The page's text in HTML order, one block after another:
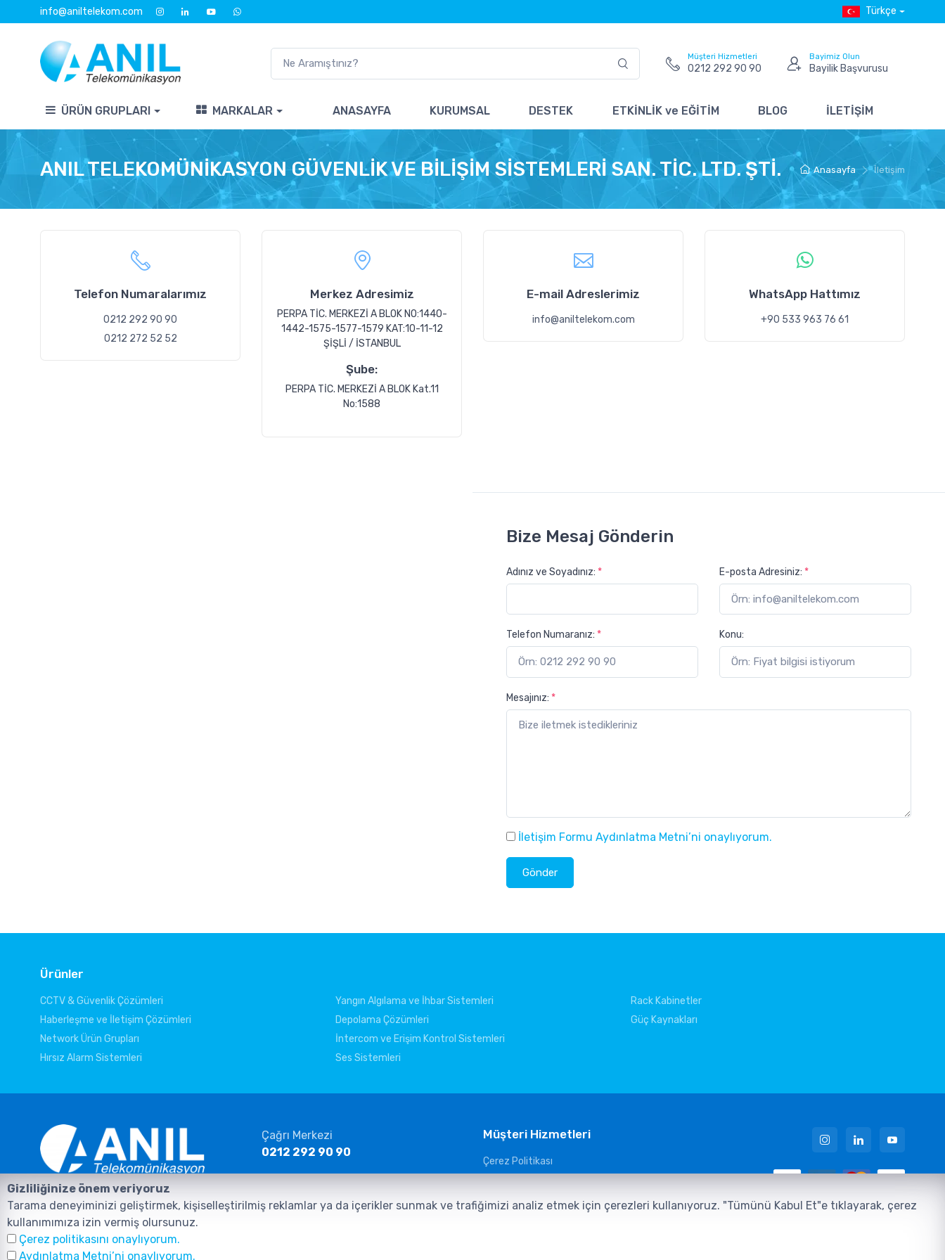
info@aniltelekom.com Türkçe
Müşteri Hizmetleri
0212 292 90 90
Bayimiz Olun
Bayilik Başvurusu
ÜRÜN GRUPLARI MARKALAR ANASAYFA KURUMSAL DESTEK ETKİNLİK ve EĞİTİM BLOG İLETİŞİM
Anasayfa İletişim
ANIL TELEKOMÜNİKASYON GÜVENLİK VE BİLİŞİM SİSTEMLERİ SAN. TİC. LTD. ŞTİ.
Telefon Numaralarımız
0212 292 90 90
0212 272 52 52
Merkez Adresimiz
PERPA TİC. MERKEZİ A BLOK NO:1440-
1442-1575-1577-1579 KAT:10-11-12
ŞİŞLİ / İSTANBUL
Şube:
PERPA TİC. MERKEZİ A BLOK Kat.11
No:1588
E-mail Adreslerimiz
info@aniltelekom.com
WhatsApp Hattımız
+90 533 963 76 61
Bize Mesaj Gönderin
Adınız ve Soyadınız: * E-posta Adresiniz: *
Telefon Numaranız: * Konu:
Mesajınız: *
İletişim Formu Aydınlatma Metni’ni onaylıyorum.
Gönder
Ürünler
CCTV & Güvenlik Çözümleri
Haberleşme ve İletişim Çözümleri
Network Ürün Grupları
Hırsız Alarm Sistemleri
Yangın Algılama ve İhbar Sistemleri
Depolama Çözümleri
İntercom ve Erişim Kontrol Sistemleri
Ses Sistemleri
Rack Kabinetler
Güç Kaynakları
Anasayfa Ürünler İletişim
Çağrı Merkezi
0212 292 90 90
Müşteri Hizmetleri
Çerez Politikası
Güvenlik Kameraları Aydınlatma Metni
Gizliliğinize önem veriyoruz
Tarama deneyiminizi geliştirmek, kişiselleştirilmiş reklamlar ya da içerikler sunmak ve trafiğimizi analiz etmek için çerezleri kullanıyoruz. "Tümünü Kabul Et"e tıklayarak, çerez
kullanımımıza izin vermiş olursunuz.
Çerez politikasını onaylıyorum.
Aydınlatma Metni’ni onaylıyorum.